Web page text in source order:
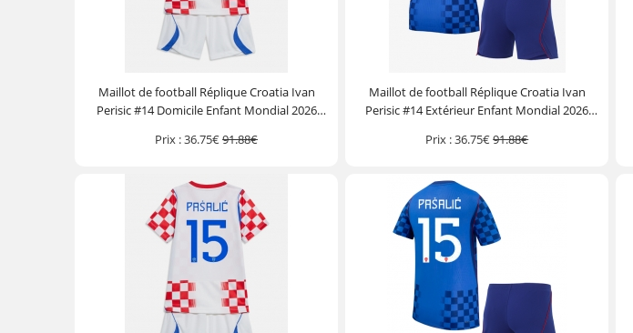
Maillot de football Réplique Croatia Ivan
Perisic #14 Domicile Enfant Mondial 2026
Prix :36.75€91.88€
Maillot de football Réplique Croatia Ivan
Perisic #14 Extérieur Enfant Mondial 2026
Prix :36.75€91.88€